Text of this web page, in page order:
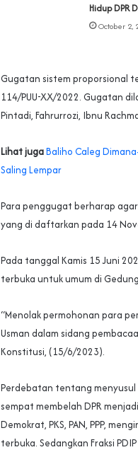
Hidup DPR
October 2,
Gugatan sistem proporsional
114/PUU-XX/2022. Gugatan
Pintadi, Fahrurrozi, Ibnu
Lihat jugaBaliho Caleg
Saling Lempar
Para penggugat berharap
yang di daftarkan pada 14
Pada tanggal Kamis 15 Juni
terbuka untuk umum di
“Menolak permohonan para
Usman dalam sidang
Konstitusi, (15/6/2023).
Perdebatan tentang menyusul
sempat membelah DPR
Demokrat, PKS, PAN, PPP,
terbuka. Sedangkan Fraksi